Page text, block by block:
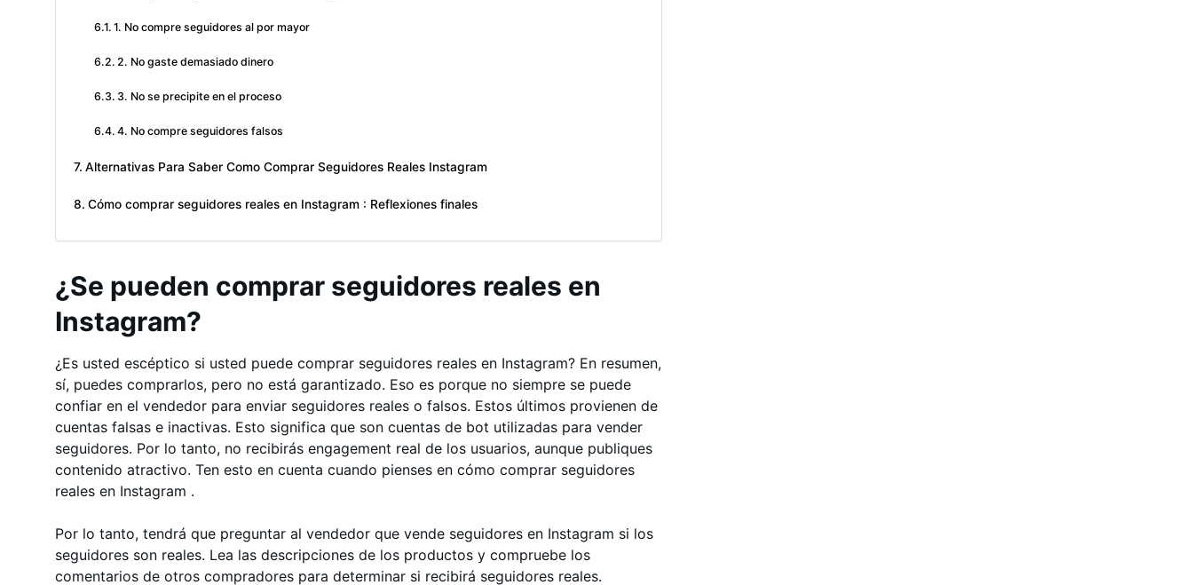
1. No compre seguidores al por mayor
2. No gaste demasiado dinero
3. No se precipite en el proceso
4. No compre seguidores falsos
Alternativas Para Saber Como Comprar Seguidores Reales Instagram
Cómo comprar seguidores reales en Instagram : Reflexiones finales
¿Se pueden comprar seguidores reales en
Instagram?
¿Es usted escéptico si usted puede comprar seguidores reales en Instagram? En resumen,
sí, puedes comprarlos, pero no está garantizado. Eso es porque no siempre se puede
confiar en el vendedor para enviar seguidores reales o falsos. Estos últimos provienen de
cuentas falsas e inactivas. Esto significa que son cuentas de bot utilizadas para vender
seguidores. Por lo tanto, no recibirás engagement real de los usuarios, aunque publiques
contenido atractivo. Ten esto en cuenta cuando pienses en cómo comprar seguidores
reales en Instagram .
Por lo tanto, tendrá que preguntar al vendedor que vende seguidores en Instagram si los
seguidores son reales. Lea las descripciones de los productos y compruebe los
comentarios de otros compradores para determinar si recibirá seguidores reales.